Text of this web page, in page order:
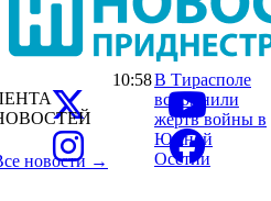
новости →
10:58В Тирасполе
вспомнили
жертв войны в
Южной
Осетии